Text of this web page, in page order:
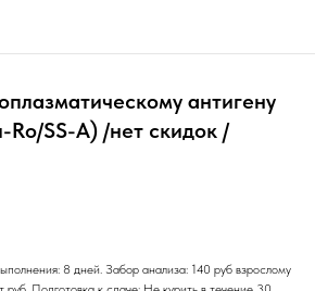
антигену
Ro/SS-A) /нет скидок /
8 дней. Забор анализа: 140 руб взрослому